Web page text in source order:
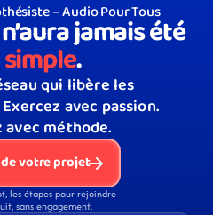
– Audio Pour Tous
jamais été
simple.
qui libère les
avec passion.
méthode.
les étapes pour rejoindre
sans engagement.
votre projet